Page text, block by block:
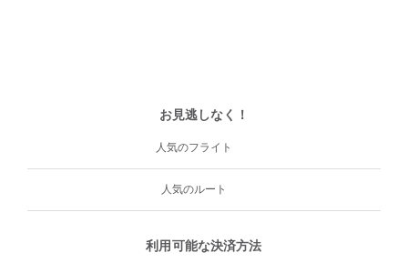
お見逃しなく！
人気のフライト
人気のルート
利用可能な決済方法